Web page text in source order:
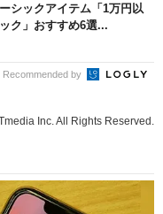
シックアイテム「1万円以
ク」おすすめ6選...
Recommended by
Inc. All Rights Reserved.